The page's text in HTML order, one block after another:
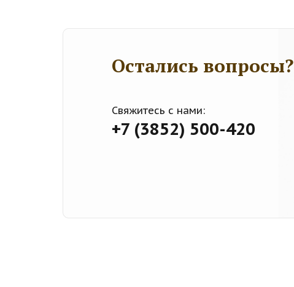
Остались вопросы?
Свяжитесь с нами:
+7 (3852) 500-420